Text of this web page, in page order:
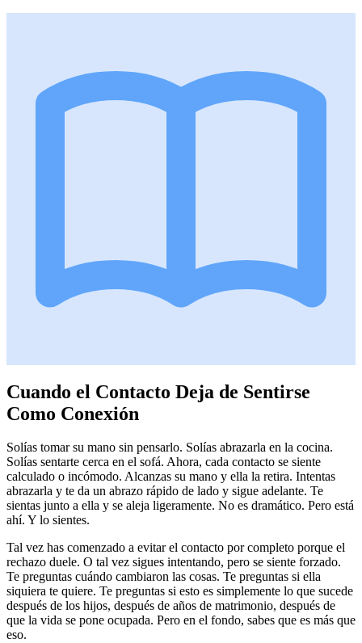
Cuando el Contacto Deja de Sentirse
Como Conexión
Solías tomar su mano sin pensarlo. Solías abrazarla en la cocina.
Solías sentarte cerca en el sofá. Ahora, cada contacto se siente
calculado o incómodo. Alcanzas su mano y ella la retira. Intentas
abrazarla y te da un abrazo rápido de lado y sigue adelante. Te
sientas junto a ella y se aleja ligeramente. No es dramático. Pero está
ahí. Y lo sientes.
Tal vez has comenzado a evitar el contacto por completo porque el
rechazo duele. O tal vez sigues intentando, pero se siente forzado.
Te preguntas cuándo cambiaron las cosas. Te preguntas si ella
siquiera te quiere. Te preguntas si esto es simplemente lo que sucede
después de los hijos, después de años de matrimonio, después de
que la vida se pone ocupada. Pero en el fondo, sabes que es más que
eso.